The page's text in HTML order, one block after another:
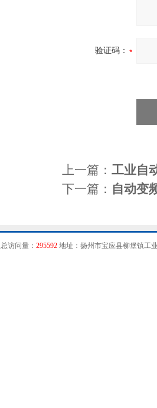
验证码：
上一篇： 工业自
下一篇： 自动变
总访问量： 295592地址：扬州市宝应县柳堡镇工